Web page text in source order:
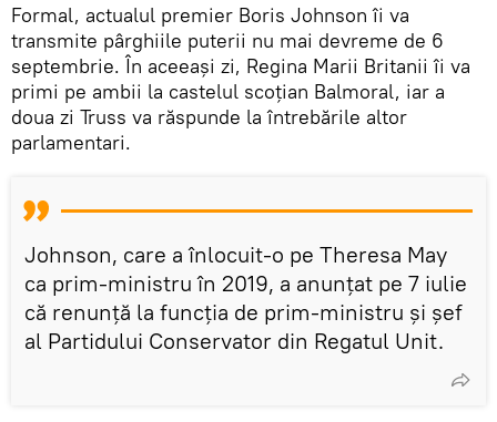
Formal, actualul premier Boris Johnson îi va
transmite pârghiile puterii nu mai devreme de 6
septembrie. În aceeași zi, Regina Marii Britanii îi va
primi pe ambii la castelul scoțian Balmoral, iar a
doua zi Truss va răspunde la întrebările altor
parlamentari.
Johnson, care a înlocuit-o pe Theresa May
ca prim-ministru în 2019, a anunțat pe 7 iulie
că renunță la funcția de prim-ministru și șef
al Partidului Conservator din Regatul Unit.